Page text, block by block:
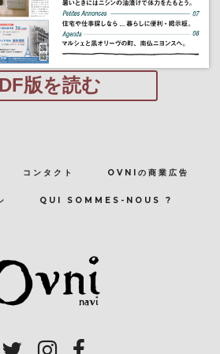
版を読む
コンタクト OVNIの商業広告
QUI SOMMES-NOUS ?